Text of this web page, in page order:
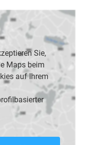
Sie,
Maps beim
auf Ihrem